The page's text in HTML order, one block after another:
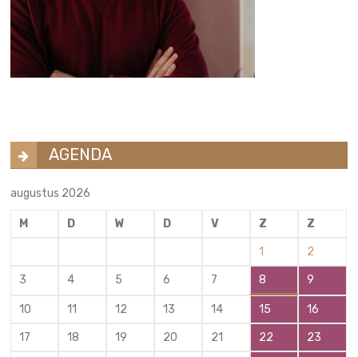
AGENDA
augustus 2026
M D W D V Z Z
1 2
3 4 5 6 7 8 9
10 11 12 13 14 15 16
17 18 19 20 21 22 23